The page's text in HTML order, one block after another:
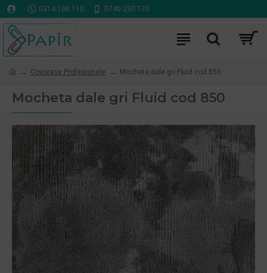
0314 100 110 0740 230 170
Covorase Profesionale Mocheta dale gri Fluid cod 850
Mocheta dale gri Fluid cod 850